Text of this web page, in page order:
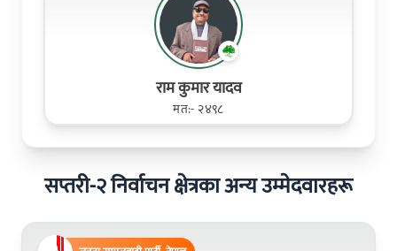
राम कुमार यादव
मत:- २४९८
सप्तरी-२ निर्वाचन क्षेत्रका अन्य उम्मेदवारहरू